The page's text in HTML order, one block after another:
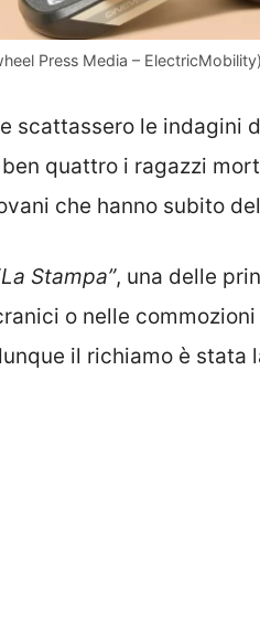
Press Media – ElectricMobility)
scattassero le indagini
quattro i ragazzi
che hanno subito
La Stampa”, una delle
o nelle
il richiamo è stata